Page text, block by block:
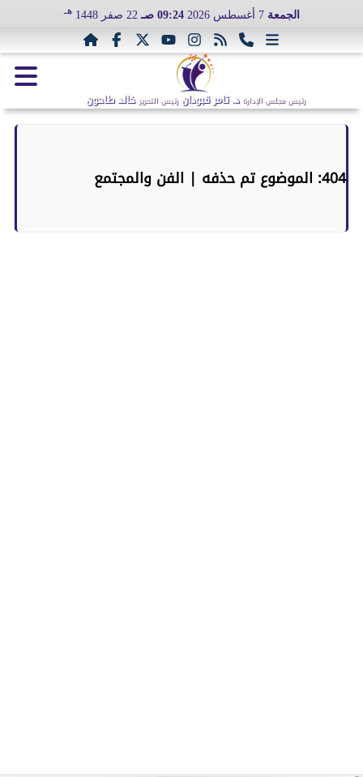
الجمعة 7 أغسطس 2026 09:24 صـ 22 صفر 1448 هـ
رئيس مجلس الإدارة د. تامر قبودان رئيس التحرير خالد طاحون
404: الموضوع تم حذفه | الفن والمجتمع